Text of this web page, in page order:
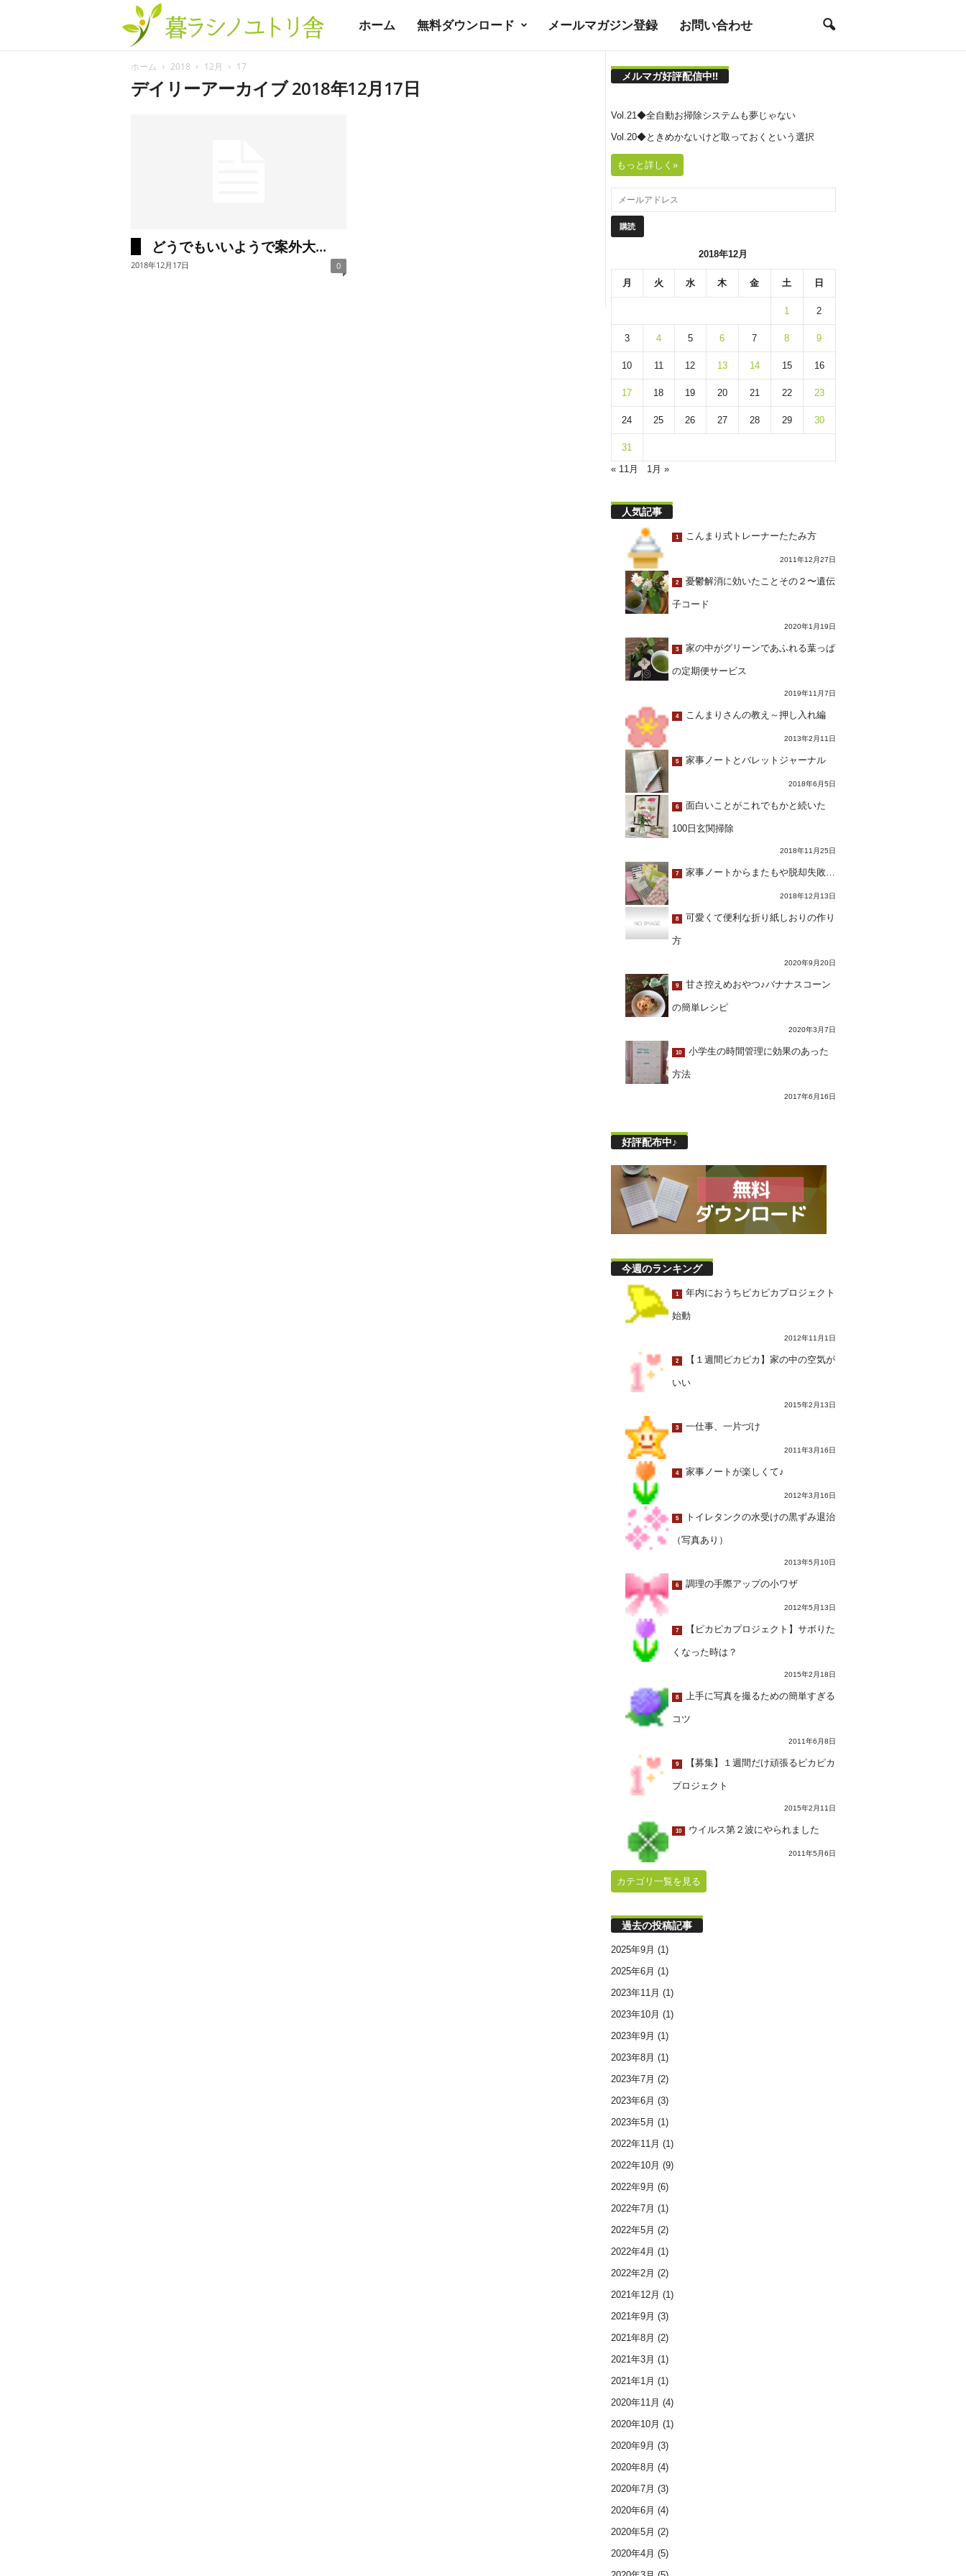
ホーム 無料ダウンロード メールマガジン登録 お問い合わせ
ホーム 2018 12月 17
デイリーアーカイブ 2018年12月17日
どうでもいいようで案外大...
2018年12月17日 0
メルマガ好評配信中!!
Vol.21◆全自動お掃除システムも夢じゃない
Vol.20◆ときめかないけど取っておくという選択
もっと詳しく»
2018年12月
月 火 水 木 金 土 日
1 2
3 4 5 6 7 8 9
10 11 12 13 14 15 16
17 18 19 20 21 22 23
24 25 26 27 28 29 30
31
« 11月
1月 »
人気記事
1 こんまり式トレーナーたたみ方
2011年12月27日
2 憂鬱解消に効いたことその２〜遺伝
子コード
2020年1月19日
3 家の中がグリーンであふれる葉っぱ
の定期便サービス
2019年11月7日
4 こんまりさんの教え～押し入れ編
2013年2月11日
5 家事ノートとバレットジャーナル
2018年6月5日
6 面白いことがこれでもかと続いた
100日玄関掃除
2018年11月25日
7 家事ノートからまたもや脱却失敗…
2018年12月13日
8 可愛くて便利な折り紙しおりの作り
方
2020年9月20日
9 甘さ控えめおやつ♪バナナスコーン
の簡単レシピ
2020年3月7日
10 小学生の時間管理に効果のあった
方法
2017年6月16日
好評配布中♪
今週のランキング
1 年内におうちピカピカプロジェクト
始動
2012年11月1日
2 【１週間ピカピカ】家の中の空気が
いい
2015年2月13日
3 一仕事、一片づけ
2011年3月16日
4 家事ノートが楽しくて♪
2012年3月16日
5 トイレタンクの水受けの黒ずみ退治
（写真あり）
2013年5月10日
6 調理の手際アップの小ワザ
2012年5月13日
7 【ピカピカプロジェクト】サボりた
くなった時は？
2015年2月18日
8 上手に写真を撮るための簡単すぎる
コツ
2011年6月8日
9 【募集】１週間だけ頑張るピカピカ
プロジェクト
2015年2月11日
10 ウイルス第２波にやられました
2011年5月6日
カテゴリ一覧を見る
過去の投稿記事
2025年9月 (1)
2025年6月 (1)
2023年11月 (1)
2023年10月 (1)
2023年9月 (1)
2023年8月 (1)
2023年7月 (2)
2023年6月 (3)
2023年5月 (1)
2022年11月 (1)
2022年10月 (9)
2022年9月 (6)
2022年7月 (1)
2022年5月 (2)
2022年4月 (1)
2022年2月 (2)
2021年12月 (1)
2021年9月 (3)
2021年8月 (2)
2021年3月 (1)
2021年1月 (1)
2020年11月 (4)
2020年10月 (1)
2020年9月 (3)
2020年8月 (4)
2020年7月 (3)
2020年6月 (4)
2020年5月 (2)
2020年4月 (5)